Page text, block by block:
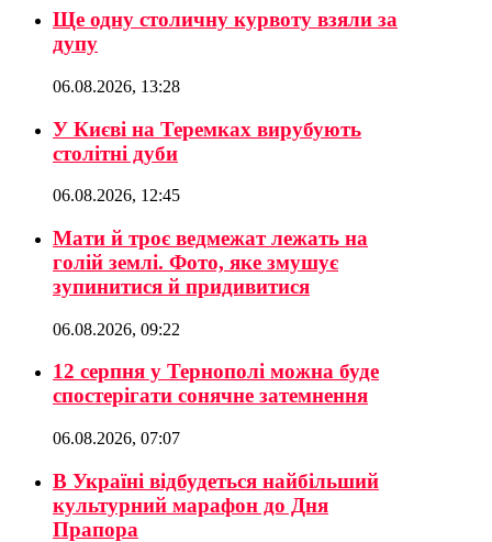
Ще одну столичну курвоту взяли за
дупу
06.08.2026, 13:28
У Києві на Теремках вирубують
столітні дуби
06.08.2026, 12:45
Мати й троє ведмежат лежать на
голій землі. Фото, яке змушує
зупинитися й придивитися
06.08.2026, 09:22
12 серпня у Тернополі можна буде
спостерігати сонячне затемнення
06.08.2026, 07:07
В Україні відбудеться найбільший
культурний марафон до Дня
Прапора